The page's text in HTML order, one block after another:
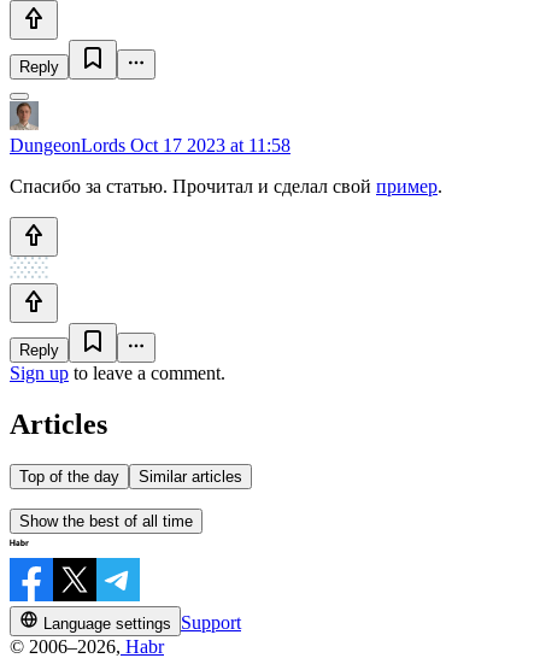
Reply
DungeonLords Oct 17 2023 at 11:58
Спасибо за статью. Прочитал и сделал свой пример.
Reply
Sign up to leave a comment.
Articles
Top of the day Similar articles
Show the best of all time
Language settings
Support
© 2006–2026, Habr